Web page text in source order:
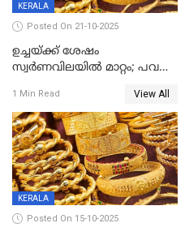
KERALA
Posted On 21-10-2025
ഉച്ചയ്ക്ക് ശേഷം
സ്വർണവിലയിൽ മാറ്റം; പവന്
1 Min Read View All
KERALA
Posted On 15-10-2025